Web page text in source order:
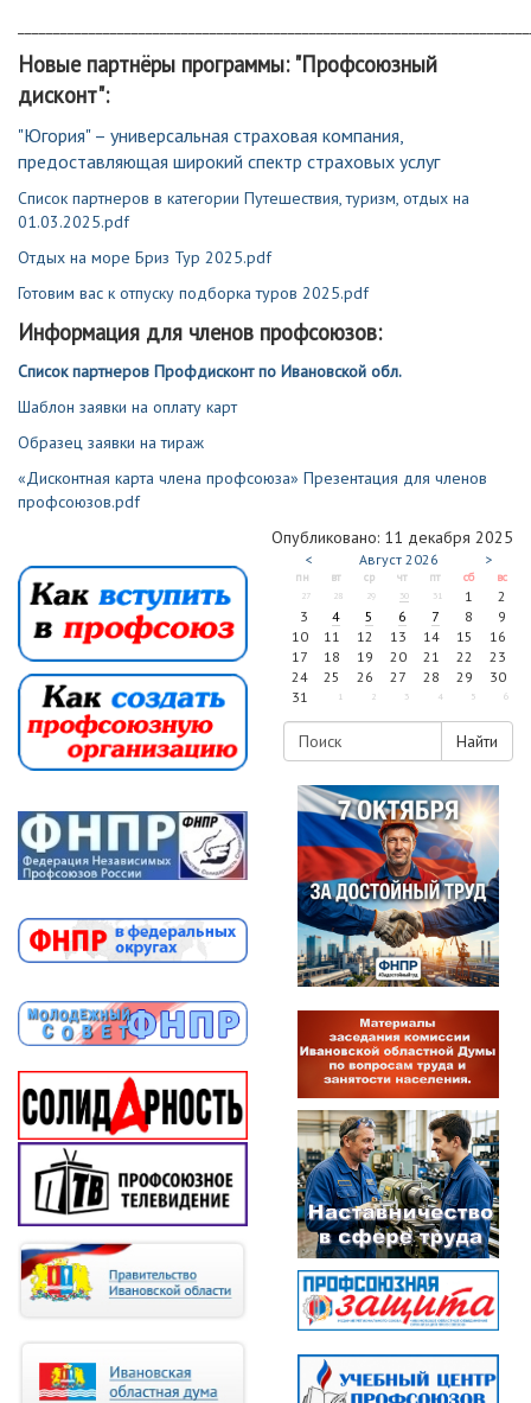
Новые партнёры программы: "Профсоюзный
дисконт":
"Югория" – универсальная страховая компания,
предоставляющая широкий спектр страховых услуг
Список партнеров в категории Путешествия, туризм, отдых на
01.03.2025.pdf
Отдых на море Бриз Тур 2025.pdf
Готовим вас к отпуску подборка туров 2025.pdf
Информация для членов профсоюзов:
Список партнеров Профдисконт по Ивановской обл.
Шаблон заявки на оплату карт
Образец заявки на тираж
«Дисконтная карта члена профсоюза» Презентация для членов
профсоюзов.pdf
Опубликовано: 11 декабря 2025
< Август 2026 >
пн вт ср чт пт сб вс
27 28 29 30 31 1
2
3
4 5 6 7 8
9
10
11 12 13 14 15
16
17
18 19 20 21 22
23
24
25 26 27 28 29
30
31
1 2 3 4 5 6
Найти